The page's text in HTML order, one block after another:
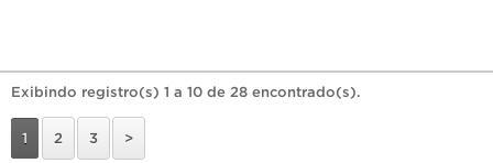
Exibindo registro(s) 1 a 10 de 28 encontrado(s).
1 2 3 >